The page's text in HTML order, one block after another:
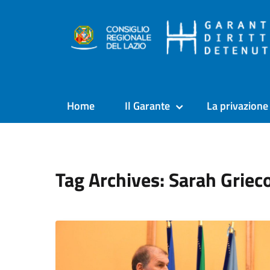
Home Il Garante La
Tag Archives: Sarah